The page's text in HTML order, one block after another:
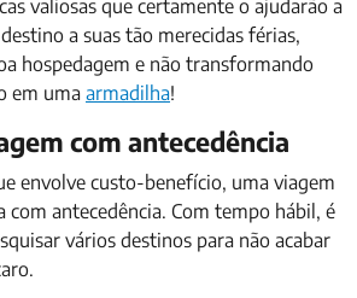
valiosas que certamente o ajudarão a
a suas tão merecidas férias,
hospedagem e não transformando
em uma armadilha!
com antecedência
envolve custo-benefício, uma viagem
com antecedência. Com tempo hábil, é
vários destinos para não acabar